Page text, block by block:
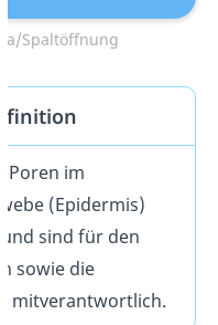
Spaltöffnung
Poren im
(Epidermis)
sind für den
sowie die
mitverantwortlich.